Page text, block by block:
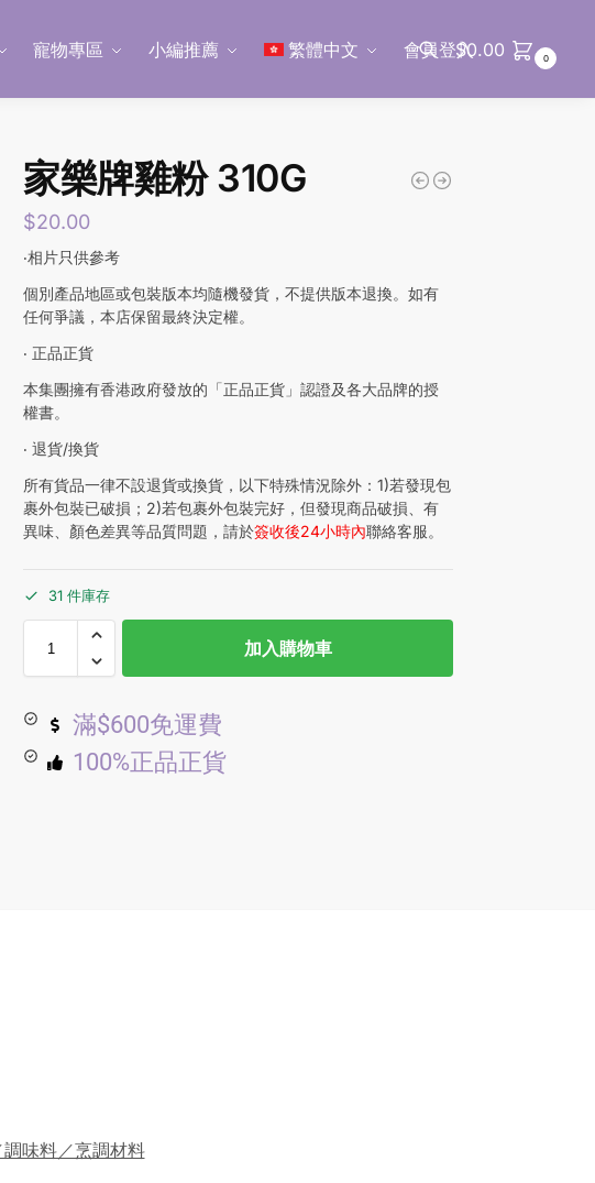
寵物專區 小編推薦 繁體中文 會員登入
$0.00 0
家樂牌雞粉 310G
$20.00
‧相片只供參考
個別產品地區或包裝版本均隨機發貨，不提供版本退換。如有
任何爭議，本店保留最終決定權。
‧ 正品正貨
本集團擁有香港政府發放的「正品正貨」認證及各大品牌的授
權書。
‧ 退貨/換貨
所有貨品一律不設退貨或換貨，以下特殊情況除外：1)若發現包
裹外包裝已破損；2)若包裹外包裝完好，但發現商品破損、有
異味、顏色差異等品質問題，請於簽收後24小時內聯絡客服。
31 件庫存
加入購物車
滿$600免運費
100%正品正貨
味料／烹調材料